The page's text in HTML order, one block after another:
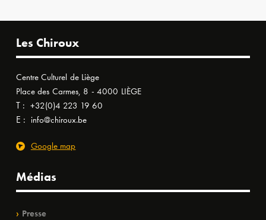
Les Chiroux
Centre Culturel de Liège
Place des Carmes, 8 - 4000 LIÈGE
T : +32(0)4 223 19 60
E : info@chiroux.be
Google map
Médias
Presse